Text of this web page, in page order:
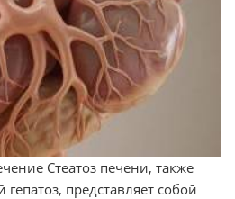
Стеатоз печени, также
представляет собой